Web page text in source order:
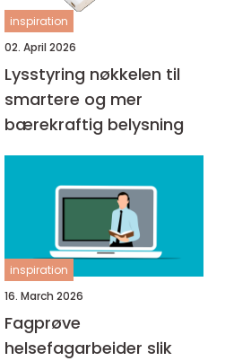
inspiration
02. April 2026
Lysstyring nøkkelen til
smartere og mer
bærekraftig belysning
inspiration
16. March 2026
Fagprøve
helsefagarbeider slik